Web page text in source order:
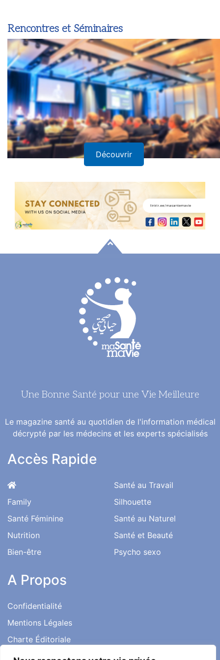
Rencontres et Séminaires
Découvrir
Une Bonne Santé pour une Vie Meilleure
Le magazine santé au quotidien de l'information médical
décrypté par les médecins et les experts spécialisés
Accès Rapide
Family
Santé Féminine
Nutrition
Bien-être
Santé au Travail
Silhouette
Santé au Naturel
Santé et Beauté
Psycho sexo
A Propos
Confidentialité
Mentions Légales
Charte Éditoriale
Conditions d’utilisation